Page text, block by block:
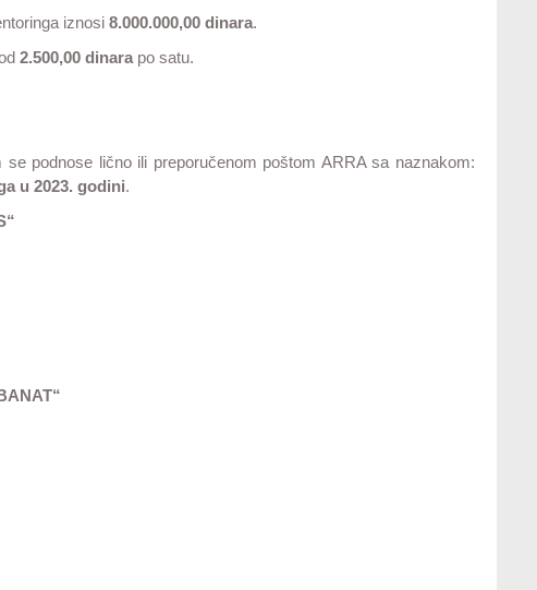
iznosi8.000.000,00 dinara.
2.500,00 dinara po satu.
podnose lično ili preporučenom poštom ARRA sa naznakom:
u 2023. godini.